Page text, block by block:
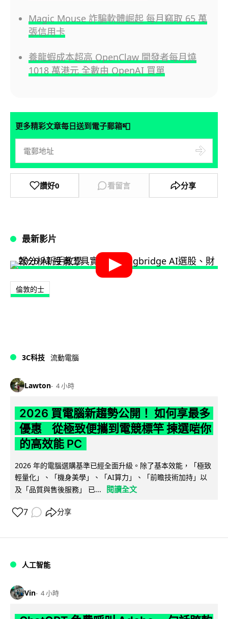
Magic Mouse 詐騙軟體崛起 每月竊取 65 萬
張信用卡
養龍蝦成本超高 OpenClaw 開發者每月燒
1018 萬港元 全數由 OpenAI 買單
更多精彩文章每日送到電子郵箱📮
讚好0 看留言 分享
最新影片
倫敦的士
3C科技 流動電腦
Lawton 4 小時
2026 買電腦新趨勢公開！ 如何享最多
優惠 從極致便攜到電競標竿 揀選啱你
的高效能 PC
2026 年的電腦選購基準已經全面升級。除了基本效能，「極致
輕量化」、「機身美學」、「AI算力」、「前瞻技術加持」以
及「品質與售後服務」 已...
閱讀全文
7 分享
人工智能
Vin 4 小時